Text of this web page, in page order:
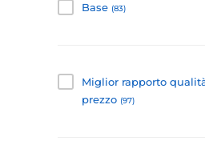
Base (83)
Miglior rapporto
prezzo (97)